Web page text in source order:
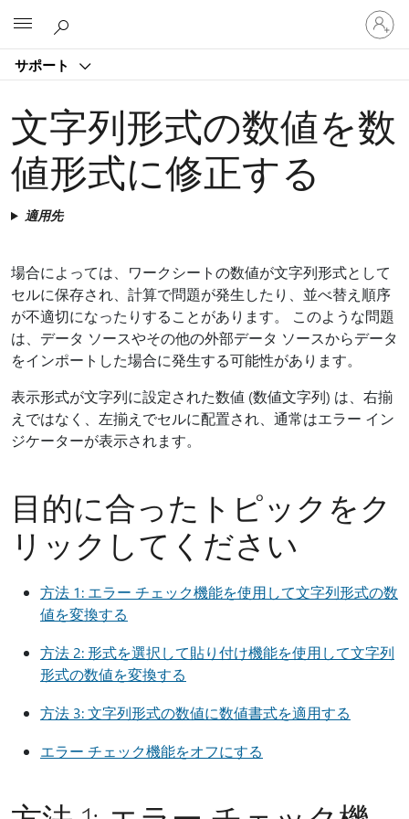
サポート
ア
カ
ウ
に
サ
イ
文字列形式の数値を数
値形式に修正する
適用先
場合によっては、ワークシートの数値が文字列形式として
セルに保存され、計算で問題が発生したり、並べ替え順序
が不適切になったりすることがあります。 このような問題
は、データ ソースやその他の外部データ ソースからデータ
をインポートした場合に発生する可能性があります。
表示形式が文字列に設定された数値 (数値文字列) は、右揃
えではなく、左揃えでセルに配置され、通常はエラー イン
ジケーターが表示されます。
目的に合ったトピックをク
リックしてください
方法 1: エラー チェック機能を使用して文字列形式の数
値を変換する
方法 2: 形式を選択して貼り付け機能を使用して文字列
形式の数値を変換する
方法 3: 文字列形式の数値に数値書式を適用する
エラー チェック機能をオフにする